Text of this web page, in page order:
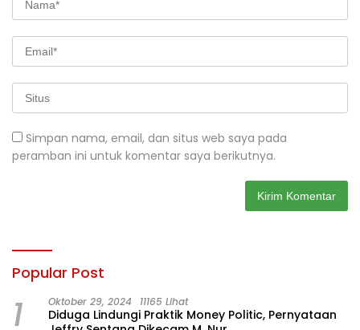
Simpan nama, email, dan situs web saya pada
peramban ini untuk komentar saya berikutnya.
Popular Post
1 Oktober 29, 2024 11165 Lihat
Diduga Lindungi Praktik Money Politic, Pernyataan